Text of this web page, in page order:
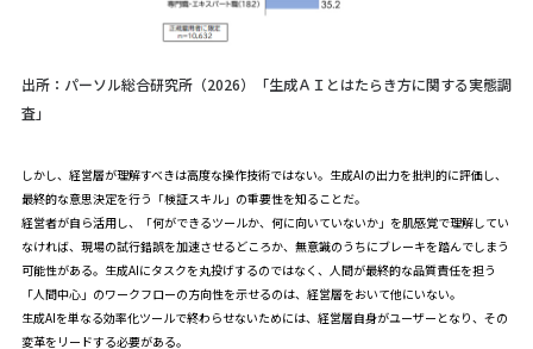
出所：パーソル総合研究所（2026）「生成ＡＩとはたらき方に関する実態調
査」
しかし、経営層が理解すべきは高度な操作技術ではない。生成AIの出力を批判的に評価し、
最終的な意思決定を行う「検証スキル」の重要性を知ることだ。
経営者が自ら活用し、「何ができるツールか、何に向いていないか」を肌感覚で理解してい
なければ、現場の試行錯誤を加速させるどころか、無意識のうちにブレーキを踏んでしまう
可能性がある。生成AIにタスクを丸投げするのではなく、人間が最終的な品質責任を担う
「人間中心」のワークフローの方向性を示せるのは、経営層をおいて他にいない。
生成AIを単なる効率化ツールで終わらせないためには、経営層自身がユーザーとなり、その
変革をリードする必要がある。